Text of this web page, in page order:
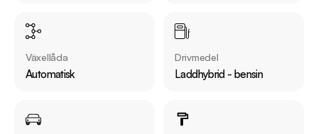
Årsskatt: Endast 360kr
Vid blandad körning är förbrukning endast 0.25l/mil
Möjlighet till 12-60 månaders garanti
Växellåda
Automatisk
Drivmedel
Laddhybrid - bensin